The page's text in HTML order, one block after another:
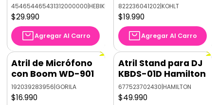
454654465431312000000|HEBIKUO
$29.990
Agregar Al Carro
822236041202|KOHLT
$19.990
Agregar Al Carro
Atril de Micrófono
con Boom WD-901
192039283956|GORILA
$16.990
Atril Stand para DJ
KBDS-01D Hamilton
677523702430|HAMILTON
$49.990